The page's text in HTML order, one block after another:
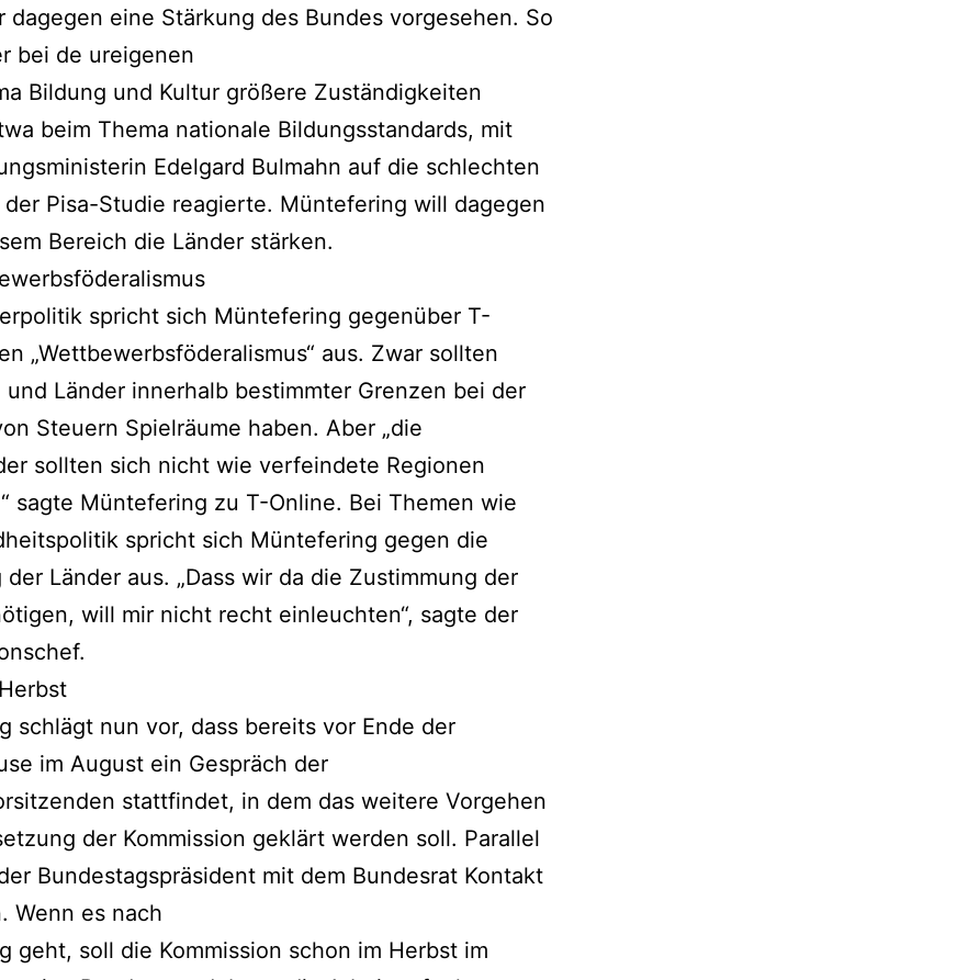
dagegen eine Stärkung des Bundes vorgesehen. So
bei de ureigenen
Bildung und Kultur größere Zuständigkeiten
beim Thema nationale Bildungsstandards, mit
Edelgard Bulmahn auf die schlechten
der Pisa-Studie reagierte. Müntefering will dagegen
Bereich die Länder stärken.
spricht sich Müntefering gegenüber T-
„Wettbewerbsföderalismus“ aus. Zwar sollten
und Länder innerhalb bestimmter Grenzen bei der
Steuern Spielräume haben. Aber „die
sollten sich nicht wie verfeindete Regionen
sagte Müntefering zu T-Online. Bei Themen wie
spricht sich Müntefering gegen die
Länder aus. „Dass wir da die Zustimmung der
will mir nicht recht einleuchten“, sagte der
schlägt nun vor, dass bereits vor Ende der
im August ein Gespräch der
stattfindet, in dem das weitere Vorgehen
der Kommission geklärt werden soll. Parallel
Bundestagspräsident mit dem Bundesrat Kontakt
Wenn es nach
geht, soll die Kommission schon im Herbst im